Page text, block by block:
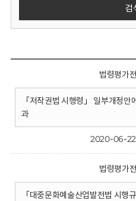
검
법령평가
「저작권법 시행령」 일부개정
과
2020-06-22
법령평가
「대중문화예술산업발전법 시행